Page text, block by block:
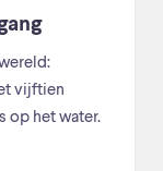
vijftien
op het water.